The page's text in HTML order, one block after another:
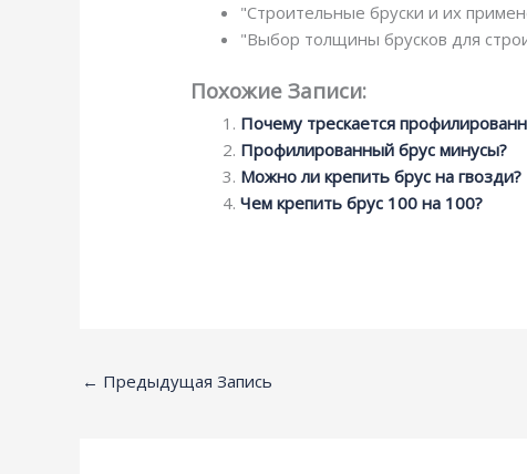
"Строительные бруски и их
"Выбор толщины брусков для
Похожие Записи:
Почему трескается
Профилированный брус минусы?
Можно ли крепить брус на гвозди?
Чем крепить брус 100 на 100?
← Предыдущая Запись